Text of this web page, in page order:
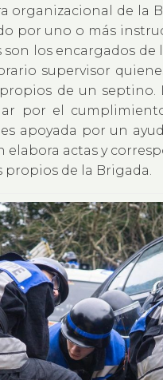
organizacional de la
por uno o más
los encargados de
supervisor
de un septino.
por el
apoyada por un
elabora actas y
de la Brigada.